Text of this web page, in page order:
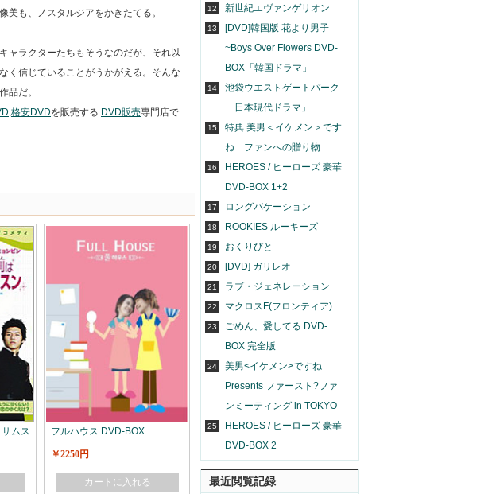
美も、ノスタルジアをかきたてる。
ャラクターたちもそうなのだが、それ以
く信じていることがうかがえる。そんな
品だ。
,格安DVDを販売する DVD販売専門店で
ムス
フルハウス DVD-BOX
￥2250円
カートに入れる
12 新世紀エヴァンゲリオン
13
[DVD]韓国版 花より男子
~Boys Over Flowers DVD-
BOX「韓国ドラマ」
14
池袋ウエストゲートパーク
「日本現代ドラマ」
15
特典 美男＜イケメン＞です
ね ファンへの贈り物
16
HEROES / ヒーローズ 豪華
DVD-BOX 1+2
17 ロングバケーション
18 ROOKIES ルーキーズ
19 おくりびと
20 [DVD] ガリレオ
21 ラブ・ジェネレーション
22 マクロスF(フロンティア)
23
ごめん、愛してる DVD-
BOX 完全版
24
美男<イケメン>ですね
Presents ファースト?ファ
ンミーティング in TOKYO
25
HEROES / ヒーローズ 豪華
DVD-BOX 2
最近閲覧記録